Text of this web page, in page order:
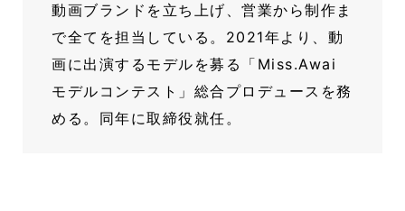
動画ブランドを立ち上げ、営業から制作ま
で全てを担当している。2021年より、動
画に出演するモデルを募る「Miss.Awai
モデルコンテスト」総合プロデュースを務
める。同年に取締役就任。